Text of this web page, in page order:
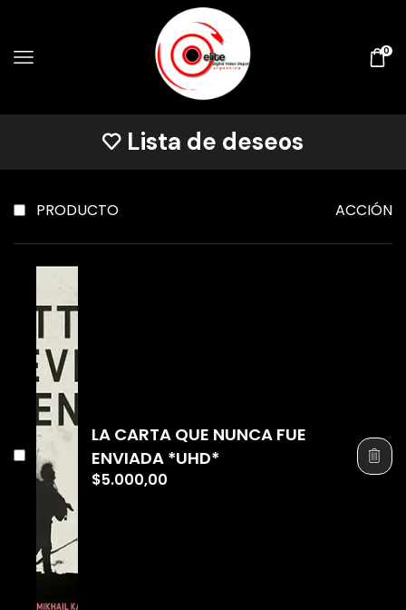
0
Lista de deseos
PRODUCTO ACCIÓN
LA CARTA QUE NUNCA FUE
ENVIADA *UHD*
$5.000,00